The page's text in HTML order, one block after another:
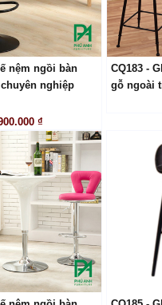
LIÊN HỆ
nệm ngồi bàn
nghiệp
₫
CQ183 -
gỗ ngoài